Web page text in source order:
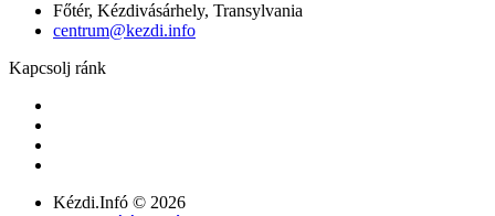
Főtér, Kézdivásárhely, Transylvania
centrum@kezdi.info
Kapcsolj ránk
Kézdi.Infó © 2026